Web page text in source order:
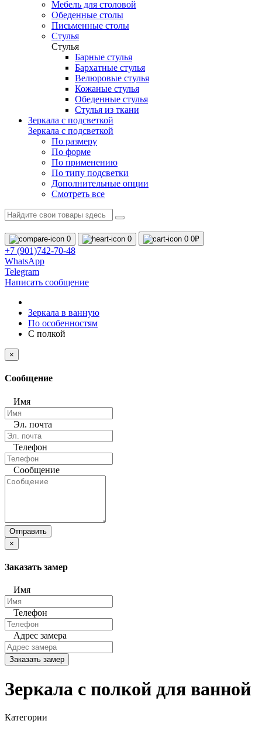
Мебель для столовой
Обеденные столы
Письменные столы
Стулья
Стулья
Барные стулья
Бархатные стулья
Велюровые стулья
Кожаные стулья
Обеденные стулья
Стулья из ткани
Зеркала с подсветкой
Зеркала с подсветкой
По размеру
По форме
По применению
По типу подсветки
Дополнительные опции
Смотреть все
0 0 0 0₽
+7 (901)742-70-48
WhatsApp
Telegram
Написать сообщение
Зеркала в ванную
По особенностям
С полкой
×
Сообщение
Имя
Эл. почта
Телефон
Сообщение
Отправить
×
Заказать замер
Имя
Телефон
Адрес замера
Заказать замер
Зеркала с полкой для ванной
Категории